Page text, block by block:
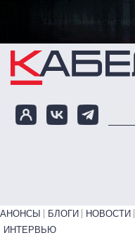
Перейти к основному
Primary links bottom
АНОНСЫ БЛОГИ НОВОСТИ
ИНТЕРВЬЮ